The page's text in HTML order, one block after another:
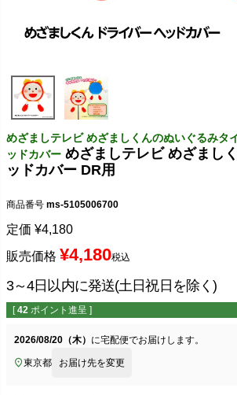
めざましテレビ めざましくんのぬいぐるみタ
ッドカバー めざましテレビ めざまし
ッドカバー DR用
商品番号 ms-5105006700
定価 ¥4,180
販売価格 ¥4,180税込
3～4日以内に発送(土日祝日を除く)
[ 42 ポイント進呈 ]
2026/08/20（木） に宅配便でお届けします。
東京都 お届け先を変更